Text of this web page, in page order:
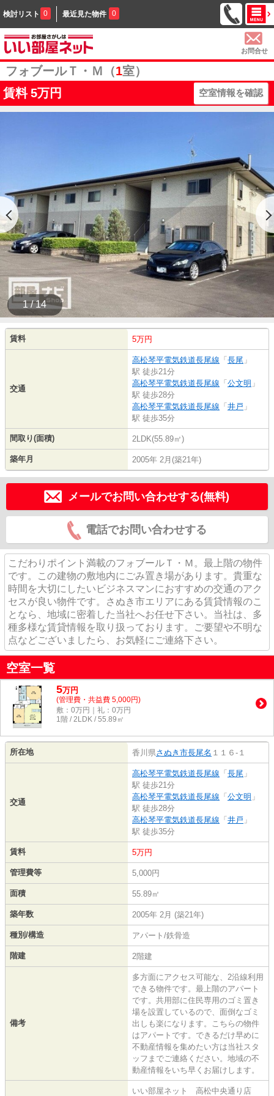
検討リスト 0 最近見た物件 0
お問合せ
フォブールＴ・Ｍ（1室）
賃料 5万円 空室情報を確認
1 / 14
賃料 5万円
交通
高松琴平電気鉄道長尾線 「 長尾 」
駅 徒歩21分
高松琴平電気鉄道長尾線 「 公文明 」
駅 徒歩28分
高松琴平電気鉄道長尾線 「 井戸 」
駅 徒歩35分
間取り(面積) 2LDK(55.89㎡)
築年月 2005年 2月(築21年)
メールでお問い合わせする(無料)
電話でお問い合わせする
こだわりポイント満載のフォブールＴ・Ｍ。最上階の物件
です。この建物の敷地内にごみ置き場があります。貴重な
時間を大切にしたいビジネスマンにおすすめの交通のアク
セスが良い物件です。さぬき市エリアにある賃貸情報のこ
となら、地域に密着した当社へお任せ下さい。当社は、多
種多様な賃貸情報を取り扱っております。ご要望や不明な
点などございましたら、お気軽にご連絡下さい。
空室一覧
5万円
(管理費・共益費 5,000円)
敷：0万円｜礼：0万円
1階 / 2LDK / 55.89㎡
所在地 香川県さぬき市長尾名 １１６-１
交通
高松琴平電気鉄道長尾線 「 長尾 」
駅 徒歩21分
高松琴平電気鉄道長尾線 「 公文明 」
駅 徒歩28分
高松琴平電気鉄道長尾線 「 井戸 」
駅 徒歩35分
賃料 5万円
管理費等 5,000円
面積 55.89㎡
築年数 2005年 2月 (築21年)
種別/構造 アパート/鉄骨造
階建 2階建
備考
多方面にアクセス可能な、2沿線利用
できる物件です。最上階のアパート
です。共用部に住民専用のゴミ置き
場を設置しているので、面倒なゴミ
出しも楽になります。こちらの物件
はアパートです。できるだけ早めに
不動産情報を集めたい方は当社スタ
ッフまでご連絡ください。地域の不
動産情報をいち早くお届けします。
いい部屋ネット 高松中央通り店